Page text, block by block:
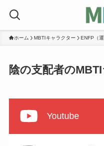
ホーム MBTIキャラクター ENFP（運
陰の支配者の
Youtube